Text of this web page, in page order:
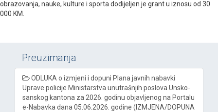
obrazovanja, nauke, kulture i sporta dodijeljen je grant u iznosu od 30
000 KM.
Preuzimanja
ODLUKA o izmjeni i dopuni Plana javnih nabavki
Uprave policije Ministarstva unutrašnjih poslova Unsko-
sanskog kantona za 2026. godinu objavljenog na Portalu
e-Nabavka dana 05.06.2026. godine (IZMJENA/DOPUNA